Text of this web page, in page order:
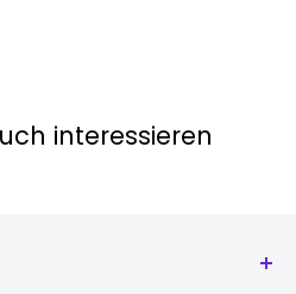
interessieren